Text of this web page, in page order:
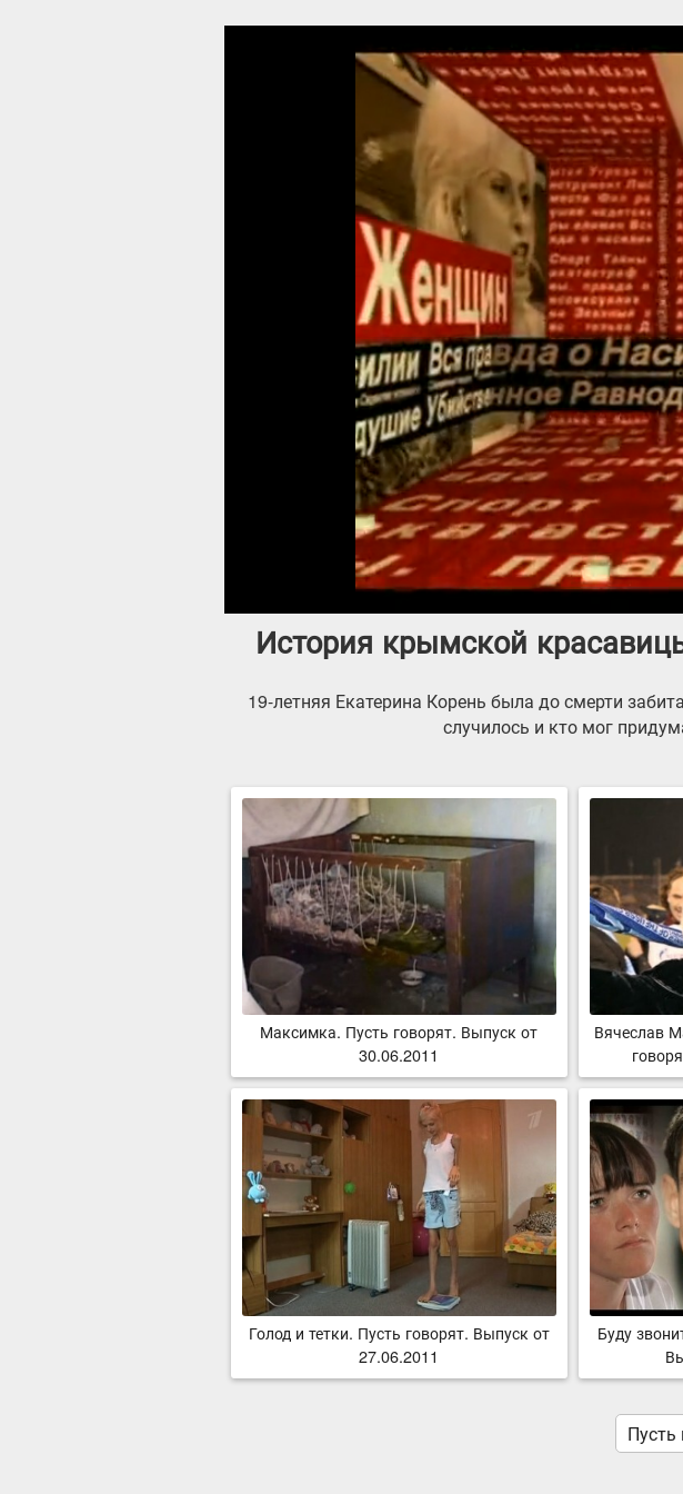
История крымской
19-летняя Екатерина Корень была до смерти
случилось и кто мог
Максимка. Пусть говорят. Выпуск от
30.06.2011
Вячеслав
Голод и тетки. Пусть говорят. Выпуск от
27.06.2011
Буду
Пусть